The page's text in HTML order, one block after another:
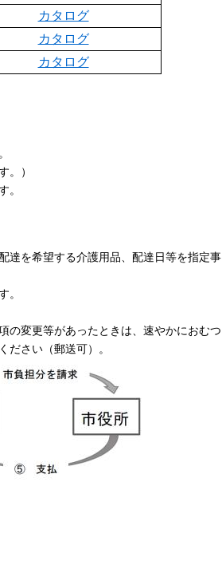
カタログ
カタログ
カタログ
。）
。
達を希望する介護用品、配達日等を指定事
。
の変更等があったときは、速やかにおむつ
ださい（郵送可）。